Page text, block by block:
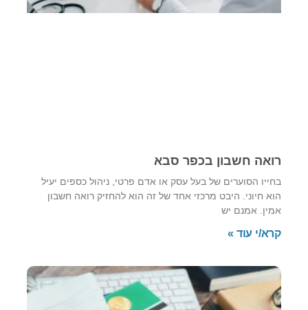
רואה חשבון בכפר סבא
בחייו הסוערים של בעל עסק או אדם פרטי, ניהול כספים יעיל
הוא חיוני. היבט מרכזי אחד של זה הוא להחזיק רואה חשבון
אמין. אמנם יש
קרא/י עוד »